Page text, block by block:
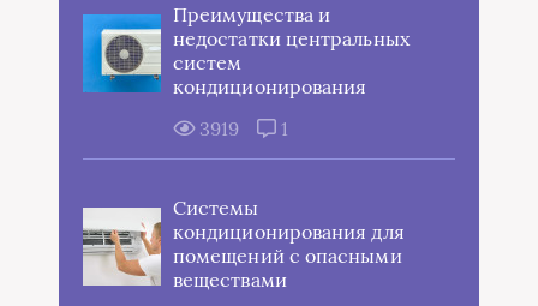
Преимущества и
недостатки центральных
систем
кондиционирования
3919
1
Системы
кондиционирования для
помещений с опасными
веществами